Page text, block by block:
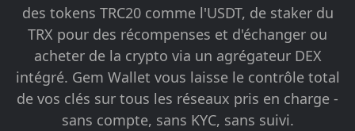
des tokens TRC20 comme l'USDT, de staker du
TRX pour des récompenses et d'échanger ou
acheter de la crypto via un agrégateur DEX
intégré. Gem Wallet vous laisse le contrôle total
de vos clés sur tous les réseaux pris en charge -
sans compte, sans KYC, sans suivi.